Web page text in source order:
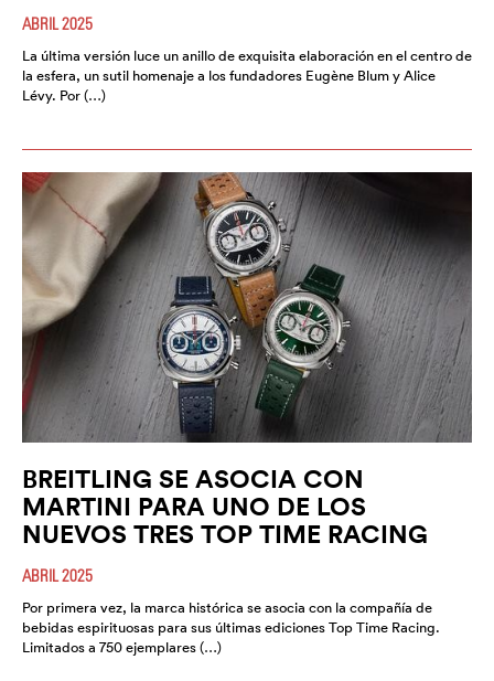
ABRIL 2025
La última versión luce un anillo de exquisita elaboración en el centro de
la esfera, un sutil homenaje a los fundadores Eugène Blum y Alice
Lévy. Por (…)
BREITLING SE ASOCIA CON
MARTINI PARA UNO DE LOS
NUEVOS TRES TOP TIME RACING
ABRIL 2025
Por primera vez, la marca histórica se asocia con la compañía de
bebidas espirituosas para sus últimas ediciones Top Time Racing.
Limitados a 750 ejemplares (…)